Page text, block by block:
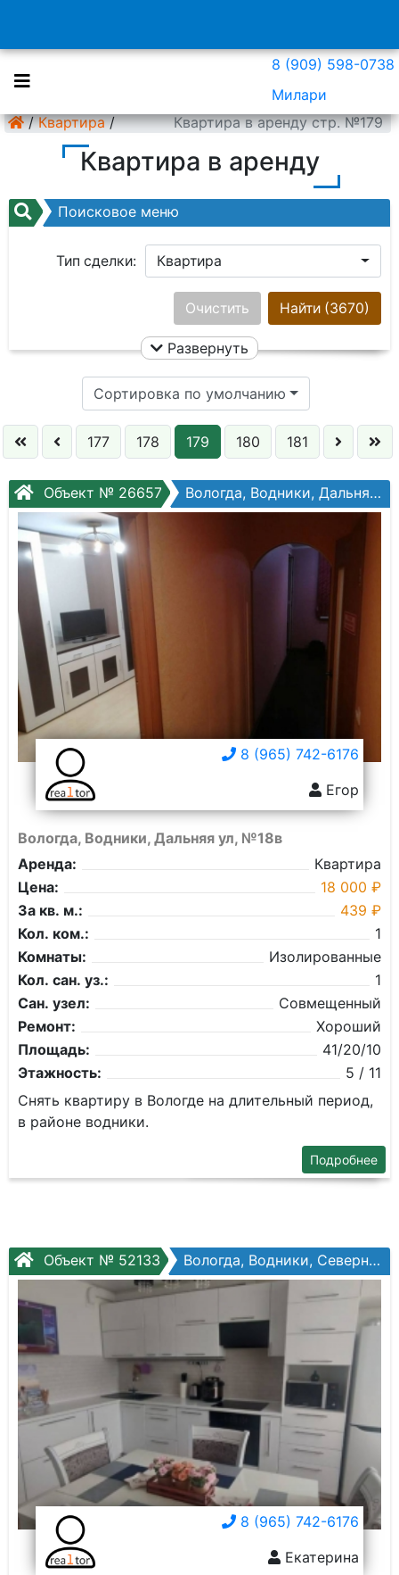
8 (909) 598-0738
Милари
/ Квартира / Квартира в аренду стр. №179
Квартира в аренду
Поисковое меню
Тип сделки: Квартира
Ничего не выбрано
Цена:
Кол. комнат:
Этаж:
Слово:
Найти (3670)
Очистить
Развернуть
Сортировка по умолчанию
177 178 179 180 181
Объект № 26657 Вологда, Водники, Дальняя ул, №18в
8 (965) 742-6176
Егор
Вологда, Водники, Дальняя ул, №18в
Аренда:
Квартира
Цена:
18 000 ₽
За кв. м.:
439 ₽
Кол. ком.:
1
Комнаты:
Изолированные
Кол. сан. уз.:
1
Сан. узел:
Совмещенный
Ремонт:
Хороший
Площадь:
41/20/10
Этажность:
5 / 11
Снять квартиру в Вологде на длительный период,
в районе водники.
Подробнее
Объект № 52133 Вологда, Водники, Северная ул, №10б
8 (965) 742-6176
Екатерина